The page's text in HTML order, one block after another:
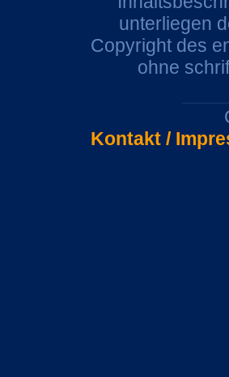
unterliegen
Copyright des
ohne
Kontakt /